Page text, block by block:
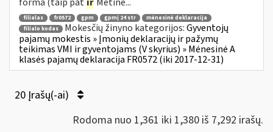
filialas fr0572 gpm gpmį 24 str
mėnesinė deklaracija
filialo kodas
Mokesčių žinyno kategorijos:Gyventojų
pajamų mokestis » Įmonių deklaracijų ir pažymų
teikimas VMI ir gyventojams (V skyrius) » Mėnesinė A
klasės pajamų deklaracija FR0572 (iki 2017-12-31)
20 Įrašų(-ai)
Rodoma nuo 1,361 iki 1,380 iš 7,292 irašų.